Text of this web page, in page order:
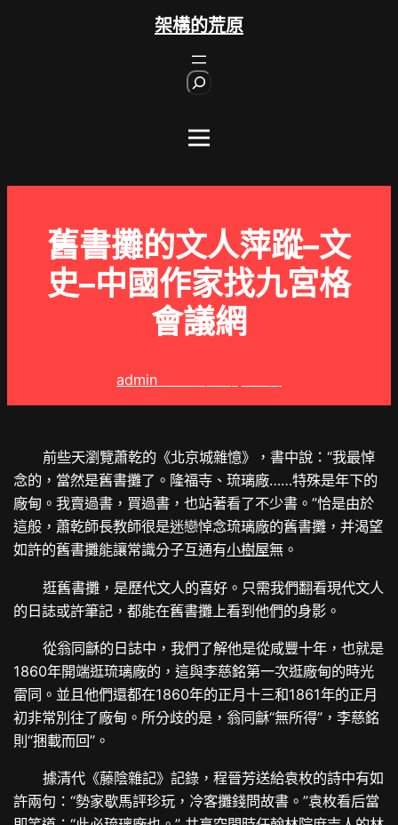
架構的荒原
舊書攤的文人萍蹤–文
史–中國作家找九宮格
會議網
admin
前些天瀏覽蕭乾的《北京城雜憶》，書中說：“我最悼
念的，當然是舊書攤了。隆福寺、琉璃廠……特殊是年下的
廠甸。我賣過書，買過書，也站著看了不少書。”恰是由於
這般，蕭乾師長教師很是迷戀悼念琉璃廠的舊書攤，并渴望
如許的舊書攤能讓常識分子互通有小樹屋無。
逛舊書攤，是歷代文人的喜好。只需我們翻看現代文人
的日誌或許筆記，都能在舊書攤上看到他們的身影。
從翁同龢的日誌中，我們了解他是從咸豐十年，也就是
1860年開端逛琉璃廠的，這與李慈銘第一次逛廠甸的時光
雷同。並且他們還都在1860年的正月十三和1861年的正月
初非常別往了廠甸。所分歧的是，翁同龢“無所得”，李慈銘
則“捆載而回”。
據清代《藤陰雜記》記錄，程晉芳送給袁枚的詩中有如
許兩句：“勢家歇馬評珍玩，冷客攤錢問故書。”袁枚看后當